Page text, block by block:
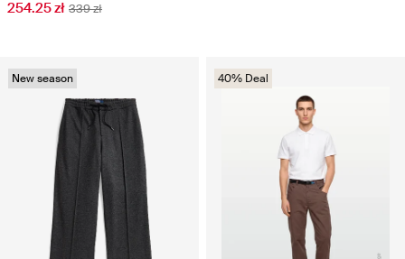
254.25 zł 339 zł
New season 40% Deal